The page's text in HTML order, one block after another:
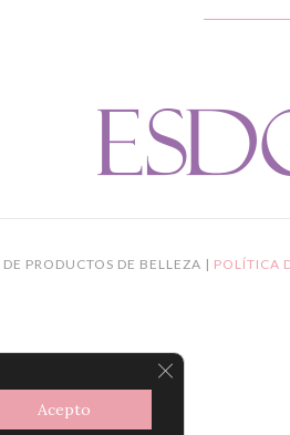
PRODUCTOS DE BELLEZA | POLÍTICA
Acepto
CERRAR EL